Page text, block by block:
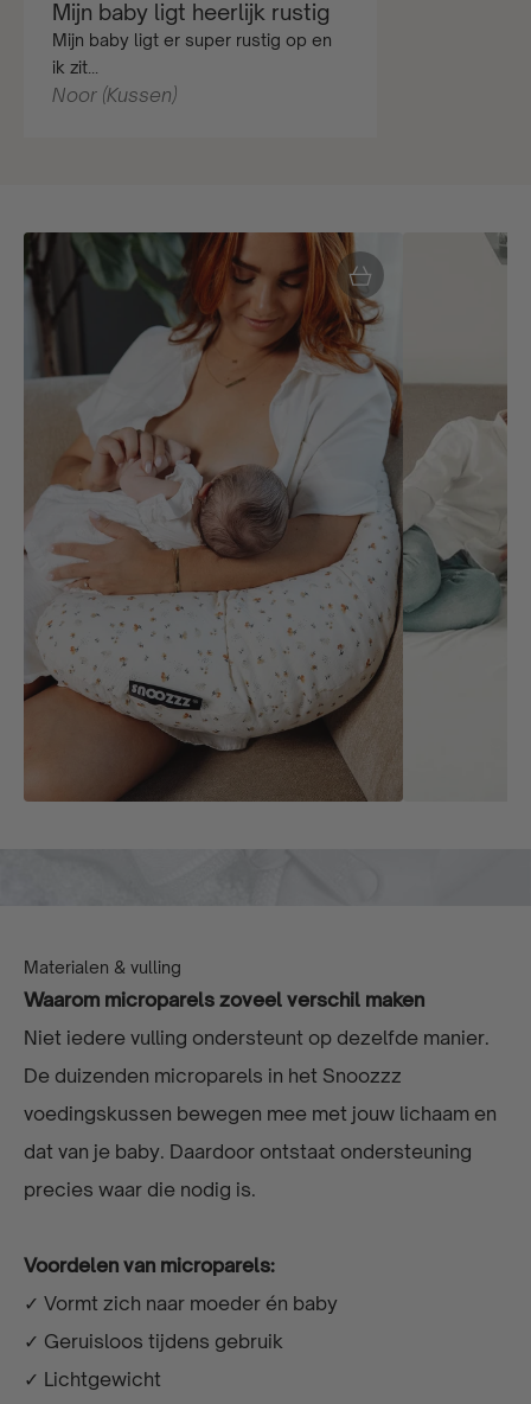
Mijn baby ligt heerlijk rustig
Mijn baby ligt er super rustig op en
ik zit...
Noor (Kussen)
Materialen & vulling
Waarom microparels zoveel verschil maken
Niet iedere vulling ondersteunt op dezelfde manier.
De duizenden microparels in het Snoozzz
voedingskussen bewegen mee met jouw lichaam en
dat van je baby. Daardoor ontstaat ondersteuning
precies waar die nodig is.
Voordelen van microparels:
✓ Vormt zich naar moeder én baby
✓ Geruisloos tijdens gebruik
✓ Lichtgewicht